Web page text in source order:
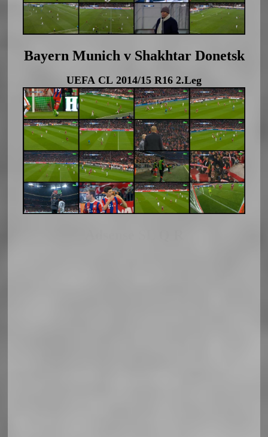
Bayern Munich v Shakhtar Donetsk
UEFA CL 2014/15 R16 2.Leg